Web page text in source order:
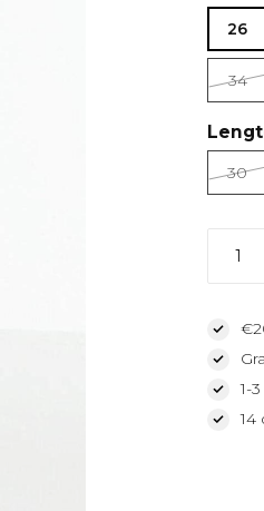
26
34
30
1-
14